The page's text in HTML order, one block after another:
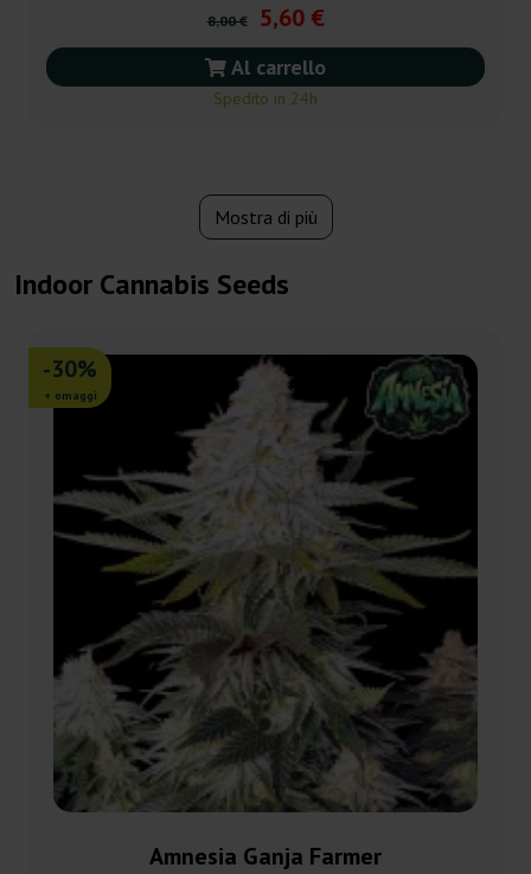
8,00 € 5,60 €
Al carrello
Spedito in 24h
Mostra di più
Indoor Cannabis Seeds
-30%
+ omaggi
Amnesia Ganja Farmer